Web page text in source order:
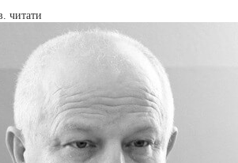
читати